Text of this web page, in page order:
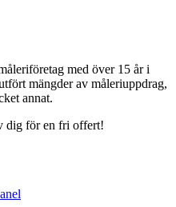
med över 15 år i
mängder av måleriuppdrag,
annat.
dig för en fri offert!